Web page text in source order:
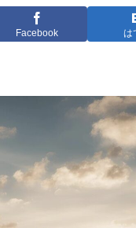
Facebook は